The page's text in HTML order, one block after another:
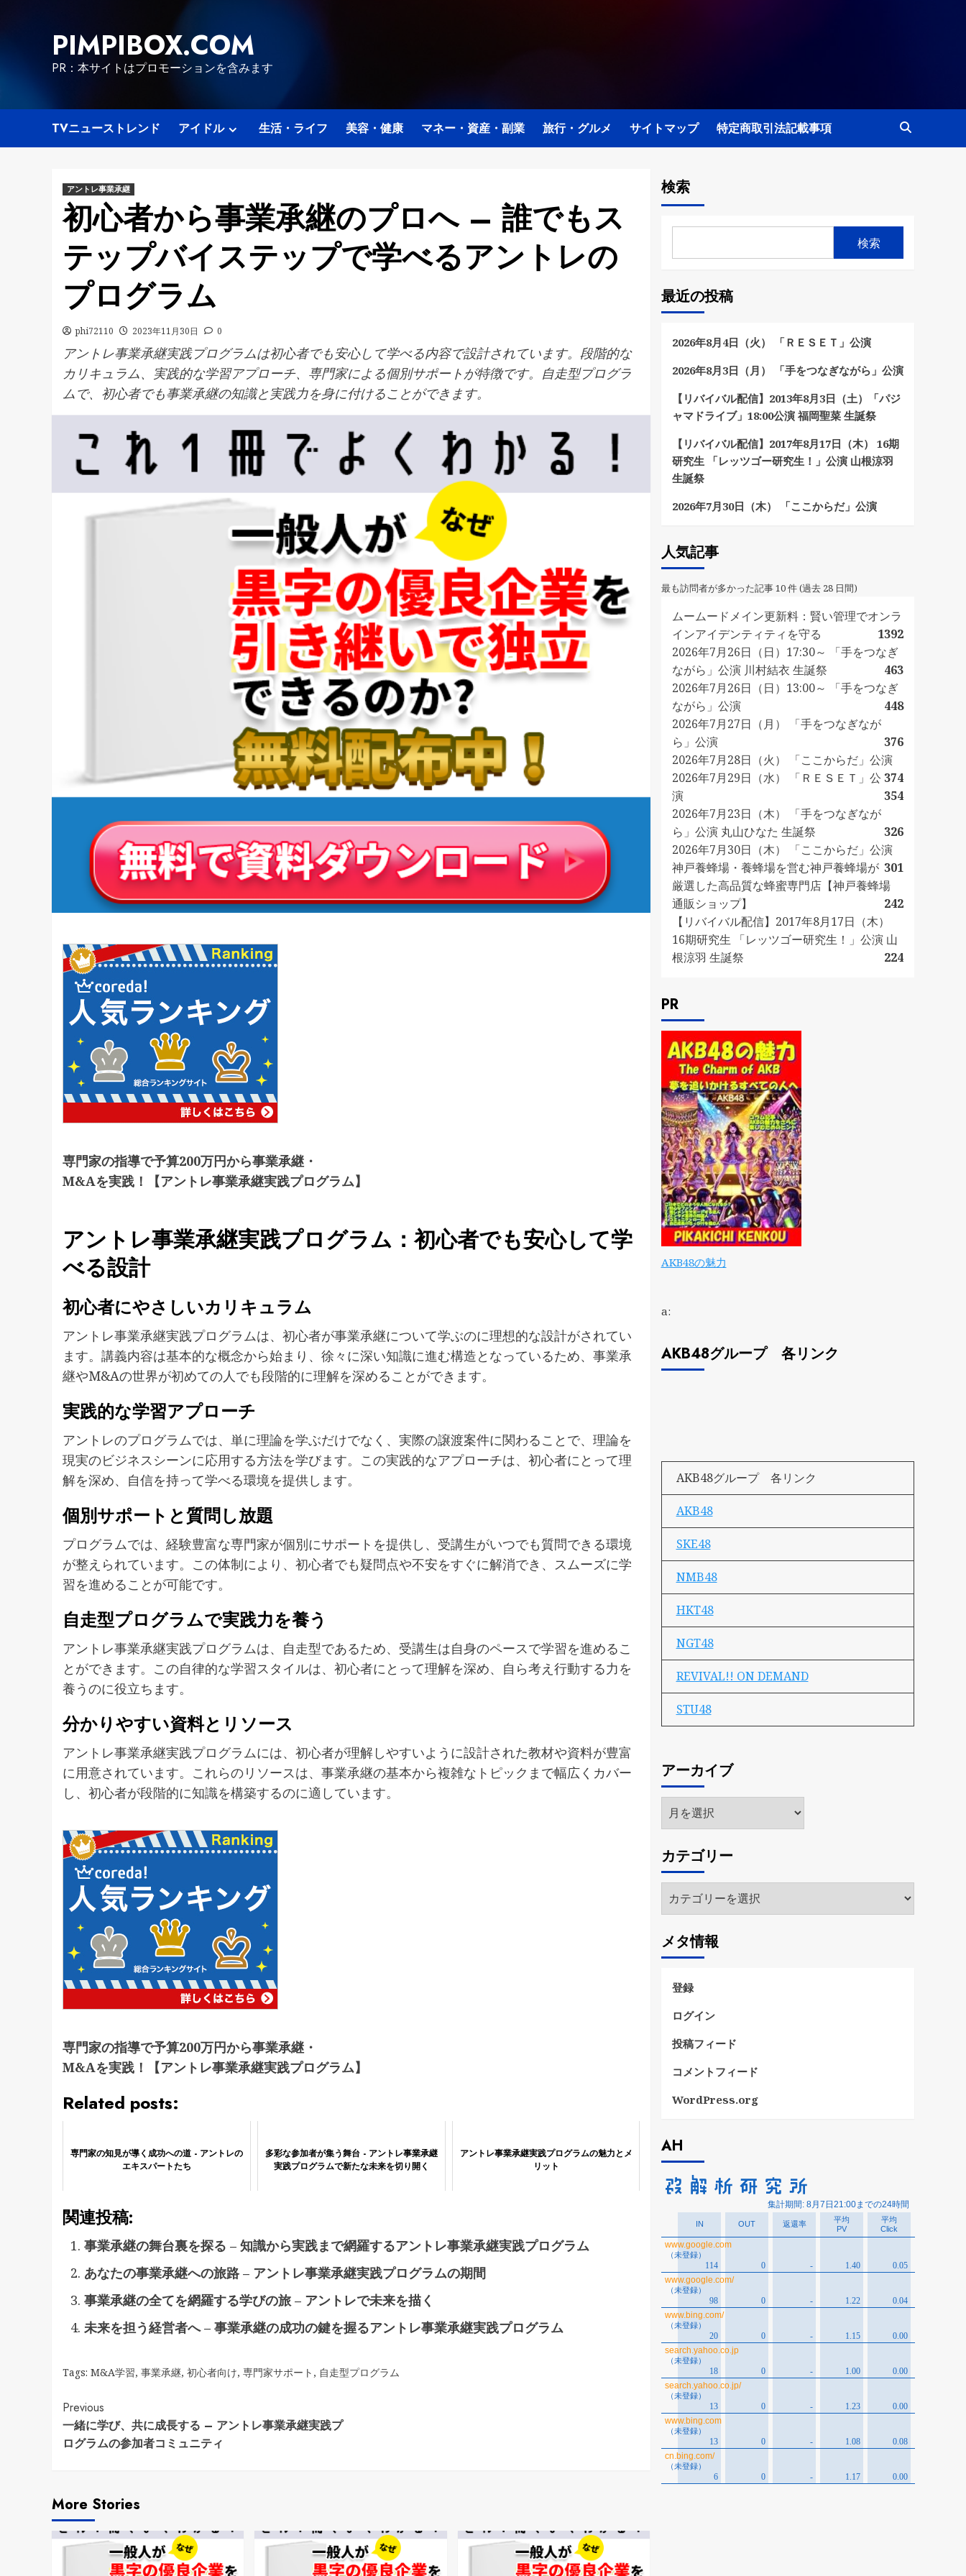
PIMPIBOX.COM
PR：本サイトはプロモーションを含みます
TVニューストレンド アイドル 生活・ライフ 美容・健康 マネー・資産・副業 旅行・グルメ サイトマップ 特定商取引法記載事項
アントレ事業承継
初心者から事業承継のプロへ – 誰でもス
テップバイステップで学べるアントレの
プログラム
phi72110 2023年11月30日 0
アントレ事業承継実践プログラムは初心者でも安心して学べる内容で設計されています。段階的な
カリキュラム、実践的な学習アプローチ、専門家による個別サポートが特徴です。自走型プログラ
ムで、初心者でも事業承継の知識と実践力を身に付けることができます。
専門家の指導で予算200万円から事業承継・
M&Aを実践！【アントレ事業承継実践プログラム】
アントレ事業承継実践プログラム：初心者でも安心して学
べる設計
初心者にやさしいカリキュラム
アントレ事業承継実践プログラムは、初心者が事業承継について学ぶのに理想的な設計がされてい
ます。講義内容は基本的な概念から始まり、徐々に深い知識に進む構造となっているため、事業承
継やM&Aの世界が初めての人でも段階的に理解を深めることができます。
実践的な学習アプローチ
アントレのプログラムでは、単に理論を学ぶだけでなく、実際の譲渡案件に関わることで、理論を
現実のビジネスシーンに応用する方法を学びます。この実践的なアプローチは、初心者にとって理
解を深め、自信を持って学べる環境を提供します。
個別サポートと質問し放題
プログラムでは、経験豊富な専門家が個別にサポートを提供し、受講生がいつでも質問できる環境
が整えられています。この体制により、初心者でも疑問点や不安をすぐに解消でき、スムーズに学
習を進めることが可能です。
自走型プログラムで実践力を養う
アントレ事業承継実践プログラムは、自走型であるため、受講生は自身のペースで学習を進めるこ
とができます。この自律的な学習スタイルは、初心者にとって理解を深め、自ら考え行動する力を
養うのに役立ちます。
分かりやすい資料とリソース
アントレ事業承継実践プログラムには、初心者が理解しやすいように設計された教材や資料が豊富
に用意されています。これらのリソースは、事業承継の基本から複雑なトピックまで幅広くカバー
し、初心者が段階的に知識を構築するのに適しています。
専門家の指導で予算200万円から事業承継・
M&Aを実践！【アントレ事業承継実践プログラム】
Related posts:
専門家の知見が導く成功への道 - アントレの
エキスパートたち
多彩な参加者が集う舞台 - アントレ事業承継
実践プログラムで新たな未来を切り開く
アントレ事業承継実践プログラムの魅力とメ
リット
関連投稿:
事業承継の舞台裏を探る – 知識から実践まで網羅するアントレ事業承継実践プログラム
あなたの事業承継への旅路 – アントレ事業承継実践プログラムの期間
事業承継の全てを網羅する学びの旅 – アントレで未来を描く
未来を担う経営者へ – 事業承継の成功の鍵を握るアントレ事業承継実践プログラム
Tags: M&A学習, 事業承継, 初心者向け, 専門家サポート , 自走型プログラム
Continue
Reading
Previous
一緒に学び、共に成長する – アントレ事業承継実践プ
ログラムの参加者コミュニティ
More Stories
検索
検索
最近の投稿
2026年8月4日（火） 「ＲＥＳＥＴ」公演
2026年8月3日（月） 「手をつなぎながら」公演
【リバイバル配信】2013年8月3日（土）「パジ
ャマドライブ」18:00公演 福岡聖菜 生誕祭
【リバイバル配信】2017年8月17日（木） 16期
研究生 「レッツゴー研究生！」公演 山根涼羽
生誕祭
2026年7月30日（木） 「ここからだ」公演
人気記事
最も訪問者が多かった記事 10 件 (過去 28 日間)
ムームードメイン更新料：賢い管理でオンラ
インアイデンティティを守る
1392
2026年7月26日（日）17:30～ 「手をつなぎ
ながら」公演 川村結衣 生誕祭
463
2026年7月26日（日）13:00～ 「手をつなぎ
ながら」公演
448
2026年7月27日（月） 「手をつなぎなが
ら」公演
376
2026年7月28日（火） 「ここからだ」公演
374
2026年7月29日（水） 「ＲＥＳＥＴ」公
演
354
2026年7月23日（木） 「手をつなぎなが
ら」公演 丸山ひなた 生誕祭
326
2026年7月30日（木） 「ここからだ」公演
301
神戸養蜂場・養蜂場を営む神戸養蜂場が
厳選した高品質な蜂蜜専門店【神戸養蜂場
通販ショップ】
242
【リバイバル配信】2017年8月17日（木）
16期研究生 「レッツゴー研究生！」公演 山
根涼羽 生誕祭
224
PR
AKB48の魅力
a:
AKB48グループ 各リンク
AKB48グループ 各リンク
AKB48
SKE48
NMB48
HKT48
NGT48
REVIVAL!! ON DEMAND
STU48
アーカイブ
ア
ー
イ
ブ
カテゴリー
テ
リ
ー
メタ情報
登録
ログイン
投稿フィード
コメントフィード
WordPress.org
AH